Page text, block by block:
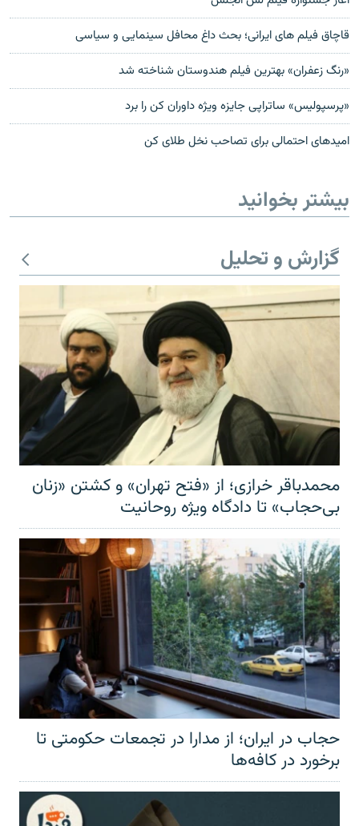
قاچاق فيلم های ايرانی؛ بحث داغ محافل سینمایی و سیاسی
«رنگ زعفران» بهترين فيلم هندوستان شناخته شد
«پرسپولیس» ساتراپی جایزه ویژه داوران کن را برد
اميدهای احتمالی برای تصاحب نخل طلای کن
بیشتر بخوانید
گزارش و تحلیل
محمدباقر خرازی؛ از «فتح تهران» و کشتن «زنان
بی‌حجاب» تا دادگاه ویژه روحانیت
حجاب در ایران؛ از مدارا در تجمعات حکومتی تا
برخورد در کافه‌ها